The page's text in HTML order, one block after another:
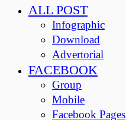
ALL POST
Infographic
Download
Advertorial
FACEBOOK
Group
Mobile
Facebook Pages